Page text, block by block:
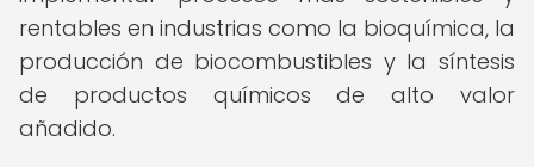
rentables en industrias como la bioquímica, la
producción de biocombustibles y la síntesis
de productos químicos de alto valor
añadido.